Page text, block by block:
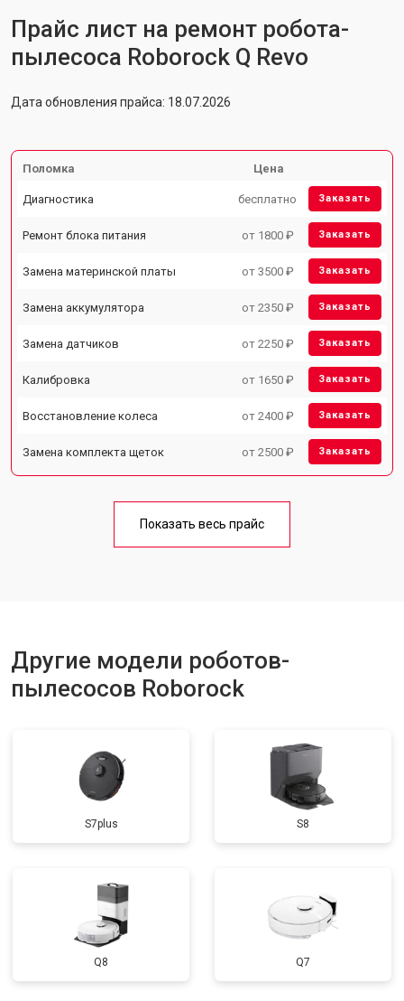
Прайс лист на ремонт робота-
пылесоса Roborock Q Revo
Дата обновления прайса: 18.07.2026
Поломка Цена
Диагностика бесплатно Заказать
Ремонт блока питания от 1800 ₽ Заказать
Замена материнской платы от 3500 ₽ Заказать
Замена аккумулятора от 2350 ₽ Заказать
Замена датчиков от 2250 ₽ Заказать
Калибровка от 1650 ₽ Заказать
Восстановление колеса от 2400 ₽ Заказать
Замена комплекта щеток от 2500 ₽ Заказать
Показать весь прайс
Другие модели роботов-
пылесосов Roborock
S7plus S8
Q8 Q7